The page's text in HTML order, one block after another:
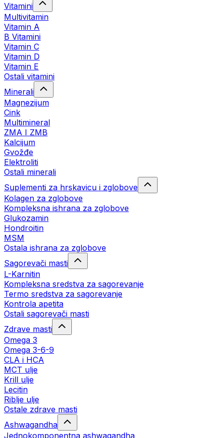
Vitamini
Multivitamin
Vitamin A
B Vitamini
Vitamin C
Vitamin D
Vitamin E
Ostali vitamini
Minerali
Magnezijum
Cink
Multimineral
ZMA I ZMB
Kalcijum
Gvožđe
Elektroliti
Ostali minerali
Suplementi za hrskavicu i zglobove
Kolagen za zglobove
Kompleksna ishrana za zglobove
Glukozamin
Hondroitin
MSM
Ostala ishrana za zglobove
Sagorevači masti
L-Karnitin
Kompleksna sredstva za sagorevanje
Termo sredstva za sagorevanje
Kontrola apetita
Ostali sagorevači masti
Zdrave masti
Omega 3
Omega 3-6-9
CLA i HCA
MCT ulje
Krill ulje
Lecitin
Riblje ulje
Ostale zdrave masti
Ashwagandha
Jednokomponentna ashwagandha